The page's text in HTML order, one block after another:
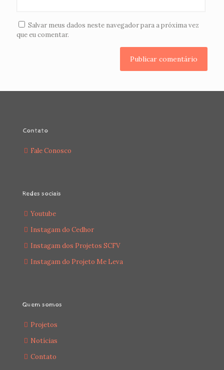
Salvar meus dados neste navegador para a próxima vez
que eu comentar.
Contato
Fale Conosco
Redes sociais
Youtube
Instagam do Cedhor
Instagam dos Projetos SCFV
Instagam do Projeto Me Leva
Quem somos
Projetos
Notícias
Contato